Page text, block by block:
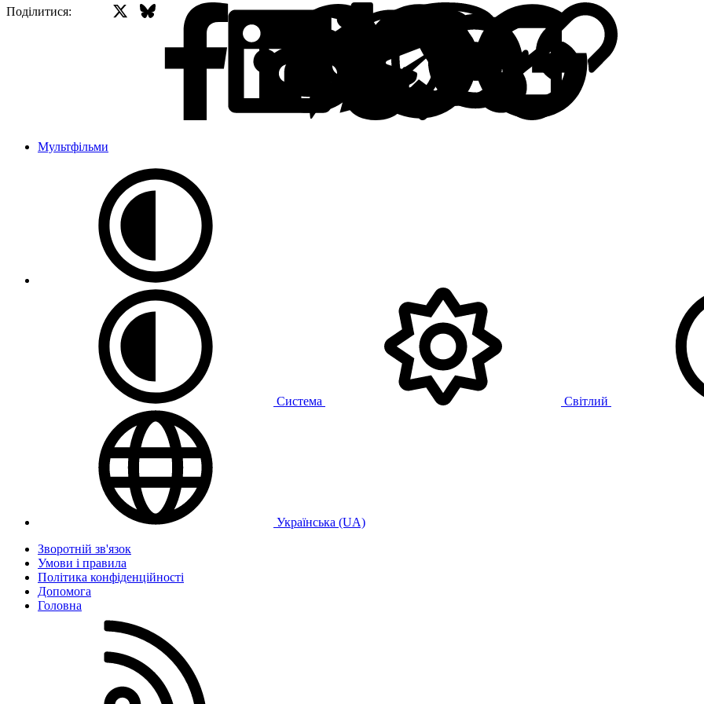
Поділитися: Facebook
X (Twitter)Bluesky LinkedIn PinterestTumblrWhatsApp
TelegramViber Skype
Мультфільми
Система Світлий
Українська (UA)
Зворотній зв'язок
Умови і правила
Політика конфіденційності
Дoпoмoга
Головна